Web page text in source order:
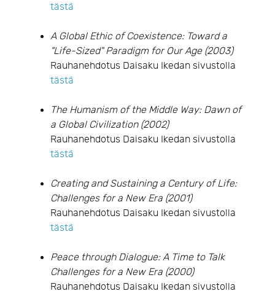
tästä
A Global Ethic of Coexistence: Toward a
"Life-Sized" Paradigm for Our Age (2003)
Rauhanehdotus Daisaku Ikedan sivustolla
tästä
The Humanism of the Middle Way: Dawn of
a Global Civilization (2002)
Rauhanehdotus Daisaku Ikedan sivustolla
tästä
Creating and Sustaining a Century of Life:
Challenges for a New Era (2001)
Rauhanehdotus Daisaku Ikedan sivustolla
tästä
Peace through Dialogue: A Time to Talk
Challenges for a New Era (2000)
Rauhanehdotus Daisaku Ikedan sivustolla